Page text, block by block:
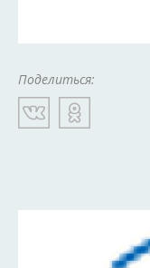
Поделиться: